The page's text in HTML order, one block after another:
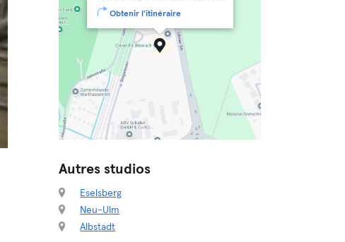
Obtenir l'itinéraire
Autres studios
Eselsberg
Neu-Ulm
Albstadt